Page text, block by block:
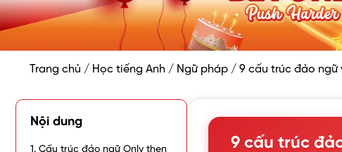
Trang chủ / Học tiếng Anh / Ngữ pháp / 9 cấu trúc đảo ngữ
Nội dung
1. Cấu trúc đảo ngữ Only then
9 cấu trúc